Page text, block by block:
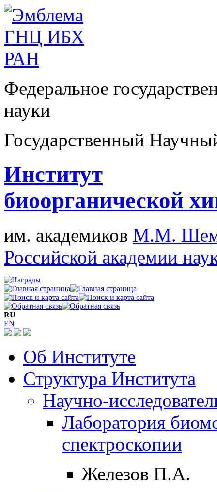
Федеральное
науки
Государственный
Институт
биоорганической
им. академиков М.М.
Российской академии
RU
EN
Об Институте
Структура Института
Научно-
Лаборатория
спектроскопии
Железов П.А.